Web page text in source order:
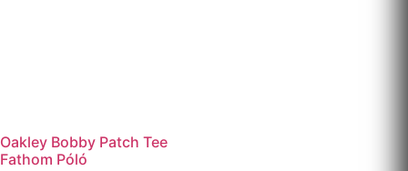
Oakley Bobby Patch Tee
Fathom Póló